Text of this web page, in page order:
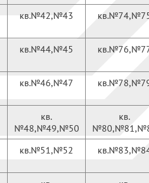
кв.№42,№43
кв.№44,№45
кв.№46,№47
кв.
№48,№49,№50
кв.
кв.№51,№52